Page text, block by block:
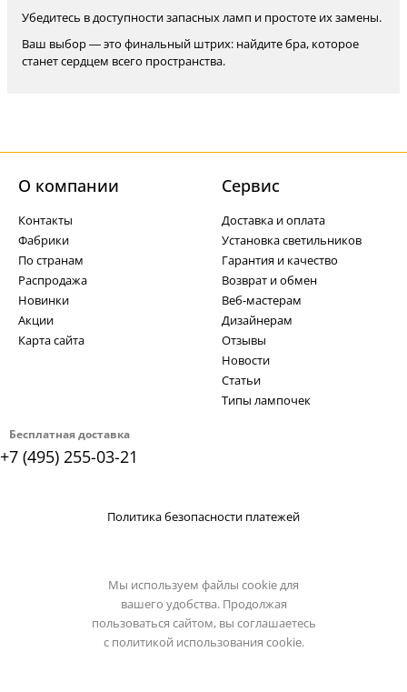
Убедитесь в доступности запасных ламп и простоте их замены.
Ваш выбор — это финальный штрих: найдите бра, которое
станет сердцем всего пространства.
Бесплатная доставка
+7 (495) 255-03-21
О компании
Контакты
Фабрики
По странам
Распродажа
Новинки
Акции
Карта сайта
Cервис
Доставка и оплата
Установка светильников
Гарантия и качество
Возврат и обмен
Веб-мастерам
Дизайнерам
Отзывы
Новости
Статьи
Типы лампочек
Политика безопасности платежей
Мы используем файлы cookie для
вашего удобства. Продолжая
пользоваться сайтом, вы соглашаетесь
с политикой использования cookie.